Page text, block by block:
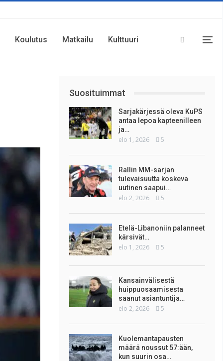
Koulutus Matkailu Kulttuuri
Suosituimmat
Sarjakärjessä oleva KuPS
antaa lepoa kapteenilleen
ja…
elo 1, 2026 5
Rallin MM-sarjan
tulevaisuutta koskeva
uutinen saapui…
elo 2, 2026 5
Etelä-Libanoniin palanneet
kärsivät…
elo 1, 2026 5
Kansainvälisestä
huippuosaamisesta
saanut asiantuntija…
elo 2, 2026 5
Kuolemantapausten
määrä noussut 57:ään,
kun suurin osa…